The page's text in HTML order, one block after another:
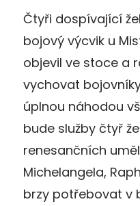
Čtyři dospívající
bojový výcvik u
objevil ve stoce a
vychovat
úplnou náhodou
bude služby čtyř
renesančních
Michelangela,
brzy potřebovat v